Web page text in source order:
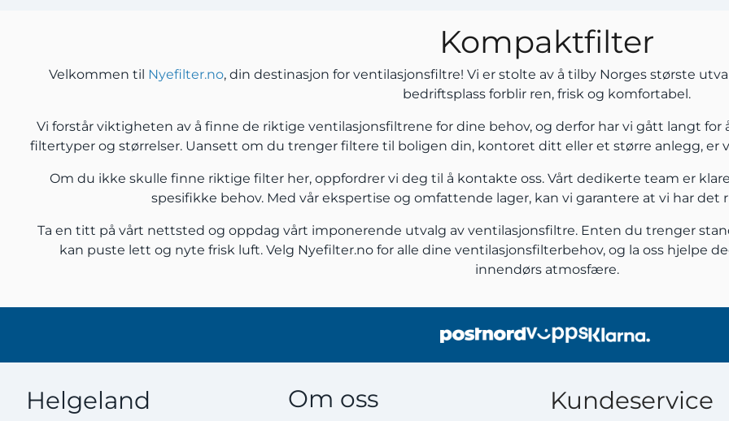
Kompaktfilter
Velkommen til Nyefilter.no, din destinasjon for ventilasjonsfiltre! Vi er stolte av å tilby Norges største
bedriftsplass forblir ren, frisk og komfortabel.
Vi forstår viktigheten av å finne de riktige ventilasjonsfiltrene for dine behov, og derfor har vi gått langt
filtertyper og størrelser. Uansett om du trenger filtere til boligen din, kontoret ditt eller et større anlegg, er
Om du ikke skulle finne riktige filter her, oppfordrer vi deg til å kontakte oss. Vårt dedikerte team er
spesifikke behov. Med vår ekspertise og omfattende lager, kan vi garantere at vi har
Ta en titt på vårt nettsted og oppdag vårt imponerende utvalg av ventilasjonsfiltre. Enten du trenger
kan puste lett og nyte frisk luft. Velg Nyefilter.no for alle dine ventilasjonsfilterbehov, og la oss hjelpe
innendørs atmosfære.
Helgeland
Om oss Kundeservice